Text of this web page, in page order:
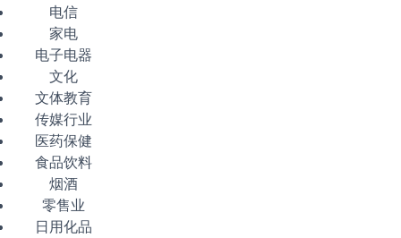
电信
家电
电子电器
文化
文体教育
传媒行业
医药保健
食品饮料
烟酒
零售业
日用化品